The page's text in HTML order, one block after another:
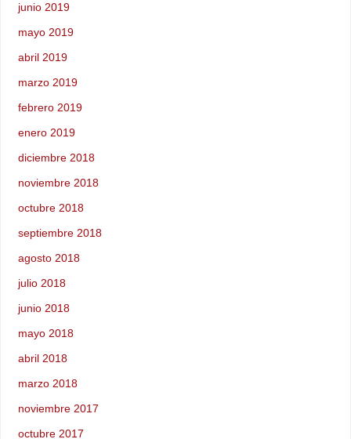
junio 2019
mayo 2019
abril 2019
marzo 2019
febrero 2019
enero 2019
diciembre 2018
noviembre 2018
octubre 2018
septiembre 2018
agosto 2018
julio 2018
junio 2018
mayo 2018
abril 2018
marzo 2018
noviembre 2017
octubre 2017